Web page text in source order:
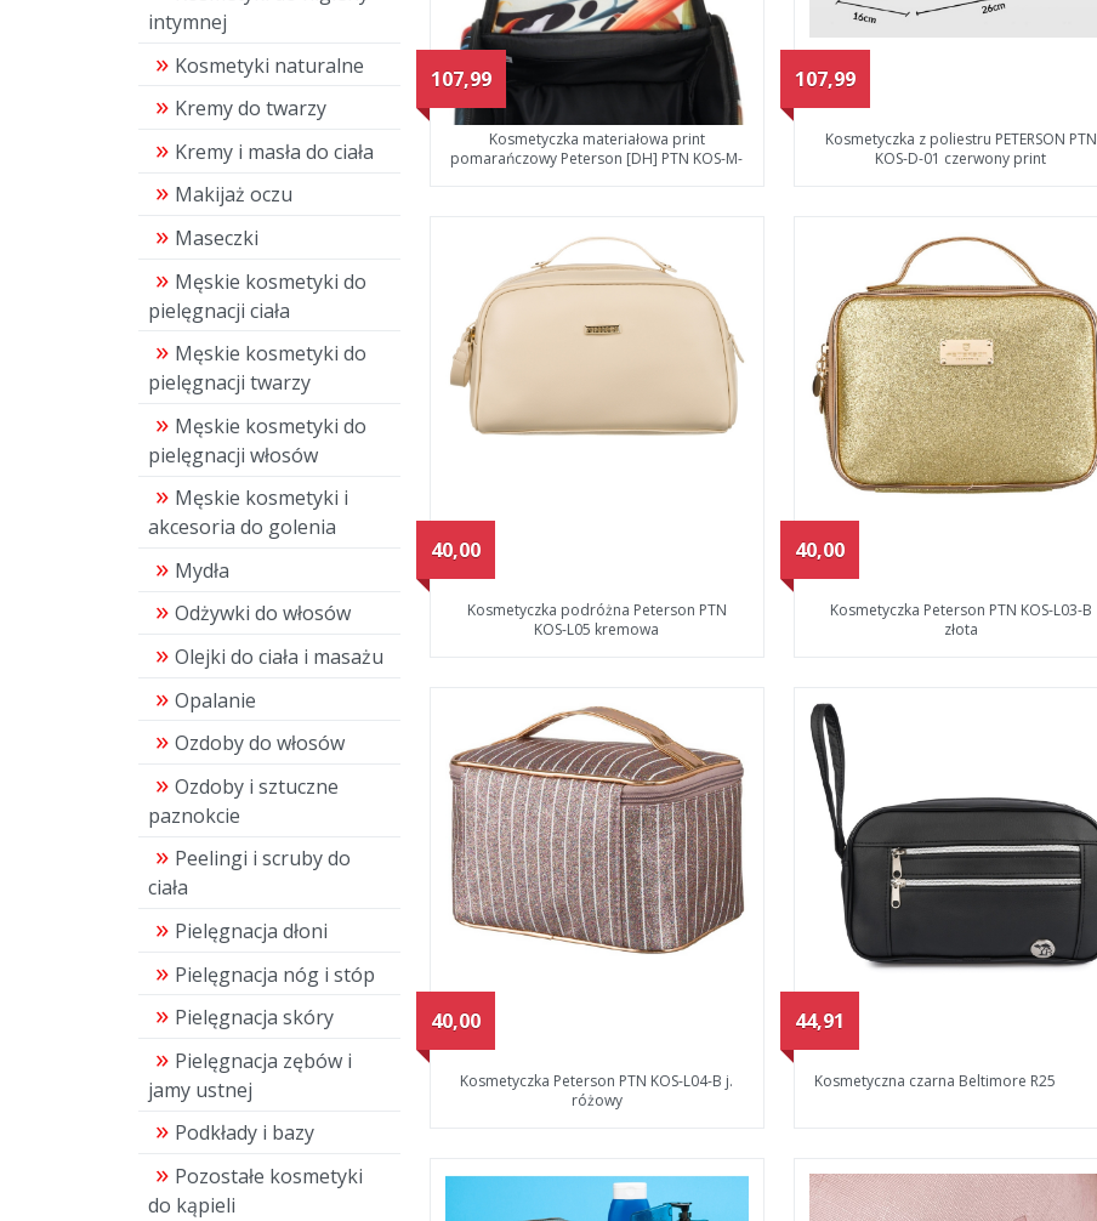
intymnej
Kosmetyki naturalne
Kremy do twarzy
Kremy i masła do ciała
Makijaż oczu
Maseczki
Męskie kosmetyki do
pielęgnacji ciała
Męskie kosmetyki do
pielęgnacji twarzy
Męskie kosmetyki do
pielęgnacji włosów
Męskie kosmetyki i
akcesoria do golenia
Mydła
Odżywki do włosów
Olejki do ciała i masażu
Opalanie
Ozdoby do włosów
Ozdoby i sztuczne
paznokcie
Peelingi i scruby do
ciała
Pielęgnacja dłoni
Pielęgnacja nóg i stóp
Pielęgnacja skóry
Pielęgnacja zębów i
jamy ustnej
Podkłady i bazy
Pozostałe kosmetyki
do kąpieli
107,99
Kosmetyczka materiałowa print
pomarańczowy Peterson [DH] PTN KOS-M-
107,99
Kosmetyczka z poliestru PETERSON PTN
KOS-D-01 czerwony print
40,00
Kosmetyczka podróżna Peterson PTN
KOS-L05 kremowa
40,00
Kosmetyczka Peterson PTN KOS-L03-B
złota
40,00
Kosmetyczka Peterson PTN KOS-L04-B j.
różowy
44,91
Kosmetyczna czarna Beltimore R25